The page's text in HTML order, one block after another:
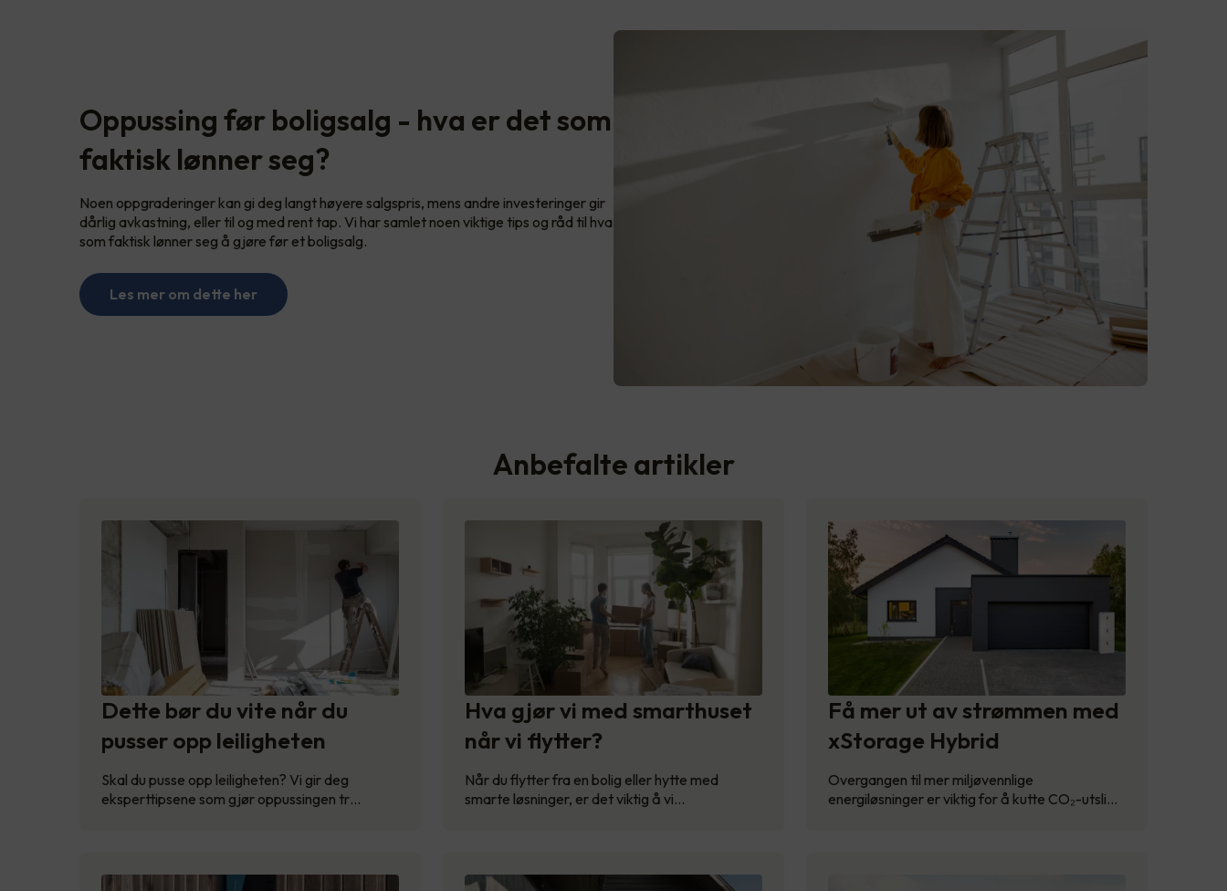
Oppussing før boligsalg - hva er det som
faktisk lønner seg?
Noen oppgraderinger kan gi deg langt høyere salgspris, mens andre investeringer gir
dårlig avkastning, eller til og med rent tap. Vi har samlet noen viktige tips og råd til hva
som faktisk lønner seg å gjøre før et boligsalg.
Les mer om dette her
Anbefalte artikler
Dette bør du vite når du
pusser opp leiligheten
Skal du pusse opp leiligheten? Vi gir deg
eksperttipsene som gjør oppussingen tr…
Hva gjør vi med smarthuset
når vi flytter?
Når du flytter fra en bolig eller hytte med
smarte løsninger, er det viktig å vi…
Få mer ut av strømmen med
xStorage Hybrid
Overgangen til mer miljøvennlige
energiløsninger er viktig for å kutte CO₂-utsli…